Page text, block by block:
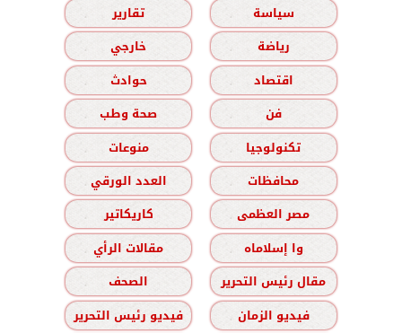
سياسة
تقارير
رياضة
خارجي
اقتصاد
حوادث
فن
صحة وطب
تكنولوجيا
منوعات
محافظات
العدد الورقي
مصر العظمى
كاريكاتير
وا إسلاماه
مقالات الرأي
مقال رئيس التحرير
الصحف
فيديو الزمان
فيديو رئيس التحرير